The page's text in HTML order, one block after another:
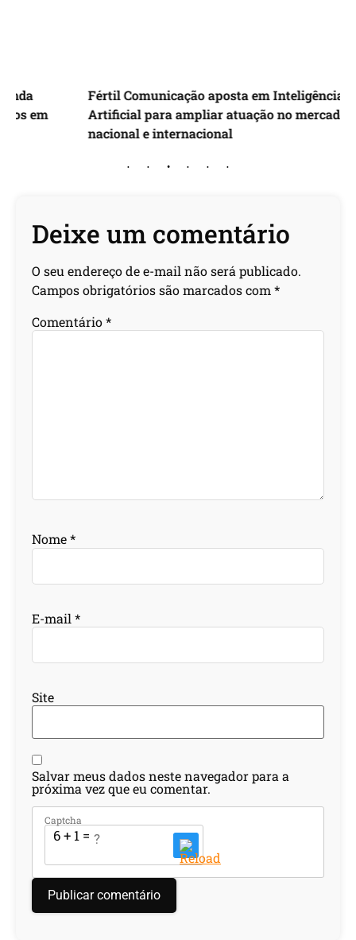
Fértil Comunicação aposta em Inteligência
Artificial para ampliar atuação no mercado
nacional e internacional
Deixe um comentário
O seu endereço de e-mail não será publicado.
Campos obrigatórios são marcados com *
Comentário*
Nome*
E-mail *
Site
Salvar meus dados neste navegador para a
próxima vez que eu comentar.
Captcha
6 + 1 = ?